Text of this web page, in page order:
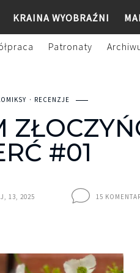
KRAINA WYOBRAŹNI
Patronaty
RECENZJE
#01
13, 2025 15